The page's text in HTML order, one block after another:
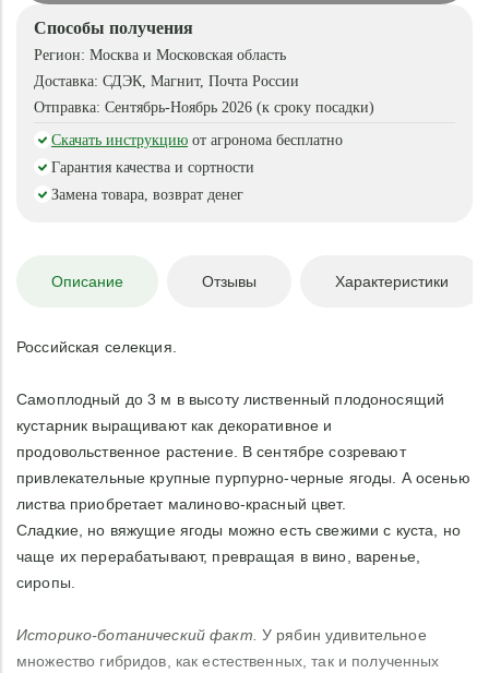
Способы получения
Регион: Москва и Московская область
Доставка: СДЭК, Магнит, Почта России
Отправка: Сентябрь-Ноябрь 2026 (к сроку посадки)
Скачать инструкцию от агронома бесплатно
Гарантия качества и сортности
Замена товара, возврат денег
Описание Отзывы Характеристики
Российская селекция.
Самоплодный до 3 м в высоту лиственный плодоносящий
кустарник выращивают как декоративное и
продовольственное растение. В сентябре созревают
привлекательные крупные пурпурно-черные ягоды. А осенью
листва приобретает малиново-красный цвет.
Сладкие, но вяжущие ягоды можно есть свежими с куста, но
чаще их перерабатывают, превращая в вино, варенье,
сиропы.
Историко-ботанический факт. У рябин удивительное
множество гибридов, как естественных, так и полученных